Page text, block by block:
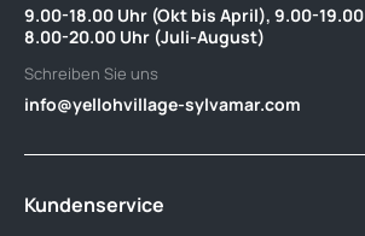
9.00-18.00 Uhr (Okt bis April), 9.00-
8.00-20.00 Uhr (Juli-August)
Schreiben Sie uns
info@yellohvillage-sylvamar.com
Kundenservice